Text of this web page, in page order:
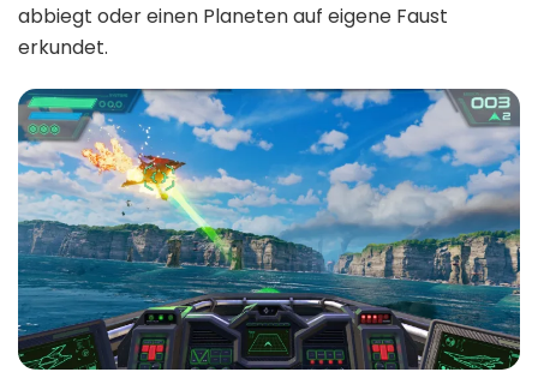
abbiegt oder einen Planeten auf eigene Faust
erkundet.